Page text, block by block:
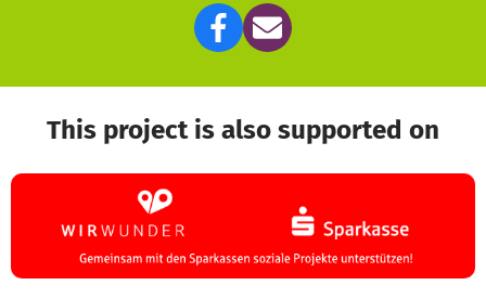
This project is also supported on